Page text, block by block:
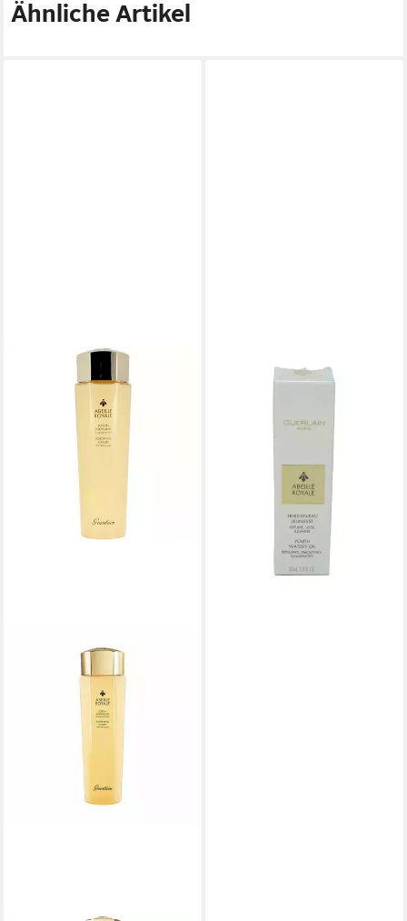
Ähnliche Artikel
Gesichtspflege Guerlain
(4.300,00 €/ 1 l)
lieferbar - in 2-3 Werktagen bei dir